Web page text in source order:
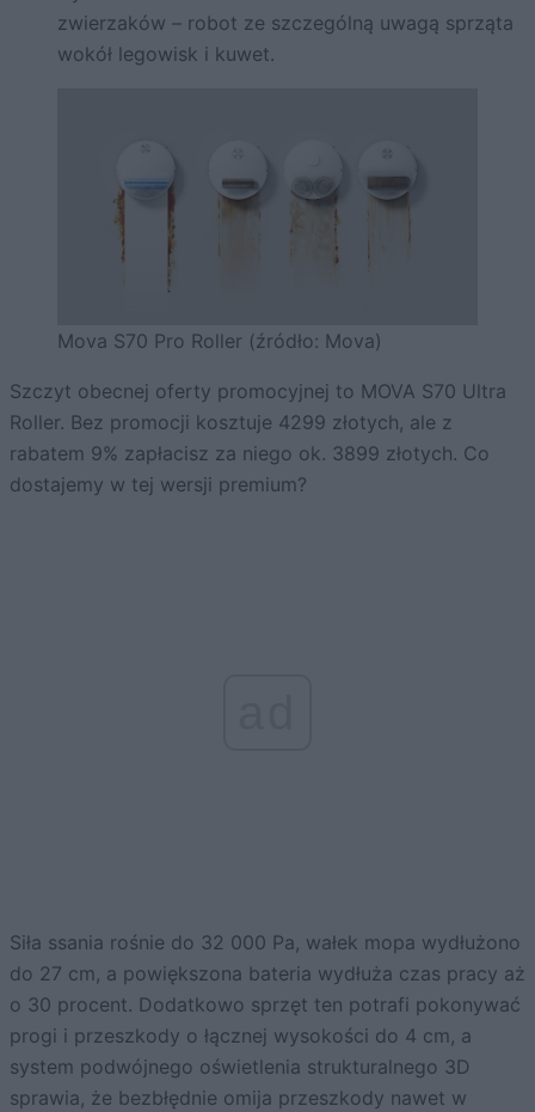
zwierzaków – robot ze szczególną uwagą sprząta
wokół legowisk i kuwet.
Mova S70 Pro Roller (źródło: Mova)
Szczyt obecnej oferty promocyjnej to MOVA S70 Ultra
Roller. Bez promocji kosztuje 4299 złotych, ale z
rabatem 9% zapłacisz za niego ok. 3899 złotych. Co
dostajemy w tej wersji premium?
Siła ssania rośnie do 32 000 Pa, wałek mopa wydłużono
do 27 cm, a powiększona bateria wydłuża czas pracy aż
o 30 procent. Dodatkowo sprzęt ten potrafi pokonywać
progi i przeszkody o łącznej wysokości do 4 cm, a
system podwójnego oświetlenia strukturalnego 3D
sprawia, że bezbłędnie omija przeszkody nawet w